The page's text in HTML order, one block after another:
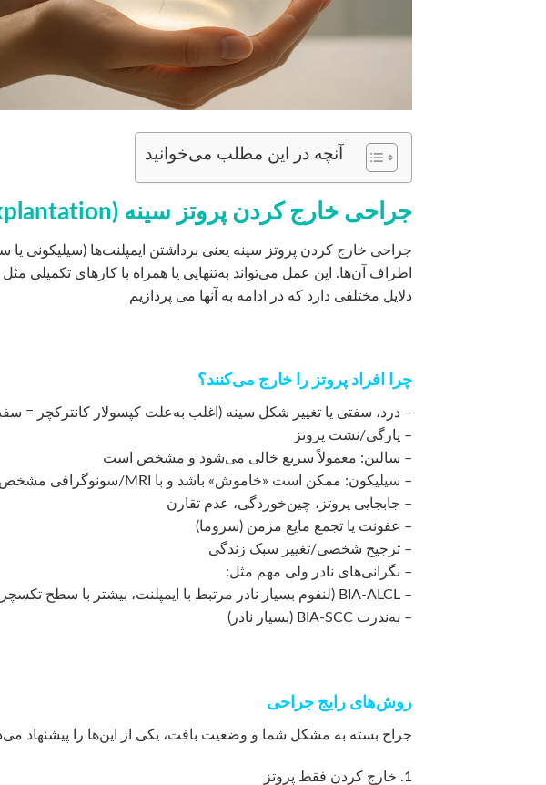
آنچه در این مطلب می‌خوانید
جراحی خارج کردن پروتز سینه (Explantation)
جراحی خارج کردن پروتز سینه یعنی برداشتن ایمپلنت‌ها (سیلیکونی
اطراف آن‌ها. این عمل می‌تواند به‌تنهایی یا همراه با کارهای تکمیلی
دلایل مختلفی دارد که در ادامه به آنها می پردازیم
چرا افراد پروتز را خارج می‌کنند؟
– درد، سفتی یا تغییر شکل سینه (اغلب به‌علت کپسولار کانترکچر
– پارگی/نشت پروتز
– سالین: معمولاً سریع خالی می‌شود و مشخص است
– سیلیکون: ممکن است «خاموش» باشد و با MRI/سونوگرافی مشخص شود
– جابجایی پروتز، چین‌خوردگی، عدم تقارن
– عفونت یا تجمع مایع مزمن (سروما)
– ترجیح شخصی/تغییر سبک زندگی
– نگرانی‌های نادر ولی مهم مثل:
– BIA-ALCL (لنفوم بسیار نادر مرتبط با ایمپلنت، بیشتر با سطح تکسچر/زبر)
– به‌ندرت BIA-SCC (بسیار نادر)
روش‌های رایج جراحی
جراح بسته به مشکل شما و وضعیت بافت، یکی از این‌ها را پیشنهاد
1. خارج کردن فقط پروتز